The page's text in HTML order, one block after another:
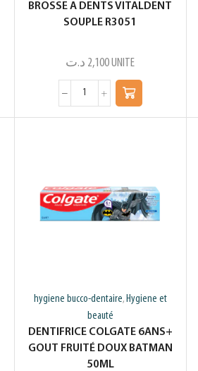
BROSSE A DENTS VITALDENT
SOUPLE R3051
2,100 د.ت UNITE
hygiene bucco-dentaire, Hygiene et
beauté
DENTIFRICE COLGATE 6ANS+
GOUT FRUITÉ DOUX BATMAN
50ML